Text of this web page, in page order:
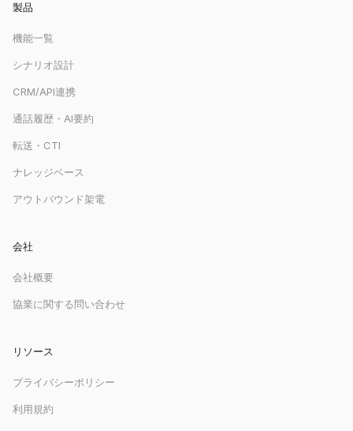
製品
機能一覧
シナリオ設計
CRM/API連携
通話履歴・AI要約
転送・CTI
ナレッジベース
アウトバウンド架電
会社
会社概要
協業に関する問い合わせ
リソース
プライバシーポリシー
利用規約